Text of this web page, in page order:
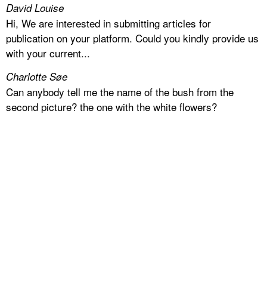
David Louise
Hi, We are interested in submitting articles for
publication on your platform. Could you kindly provide us
with your current...
Charlotte Søe
Can anybody tell me the name of the bush from the
second picture? the one with the white flowers?